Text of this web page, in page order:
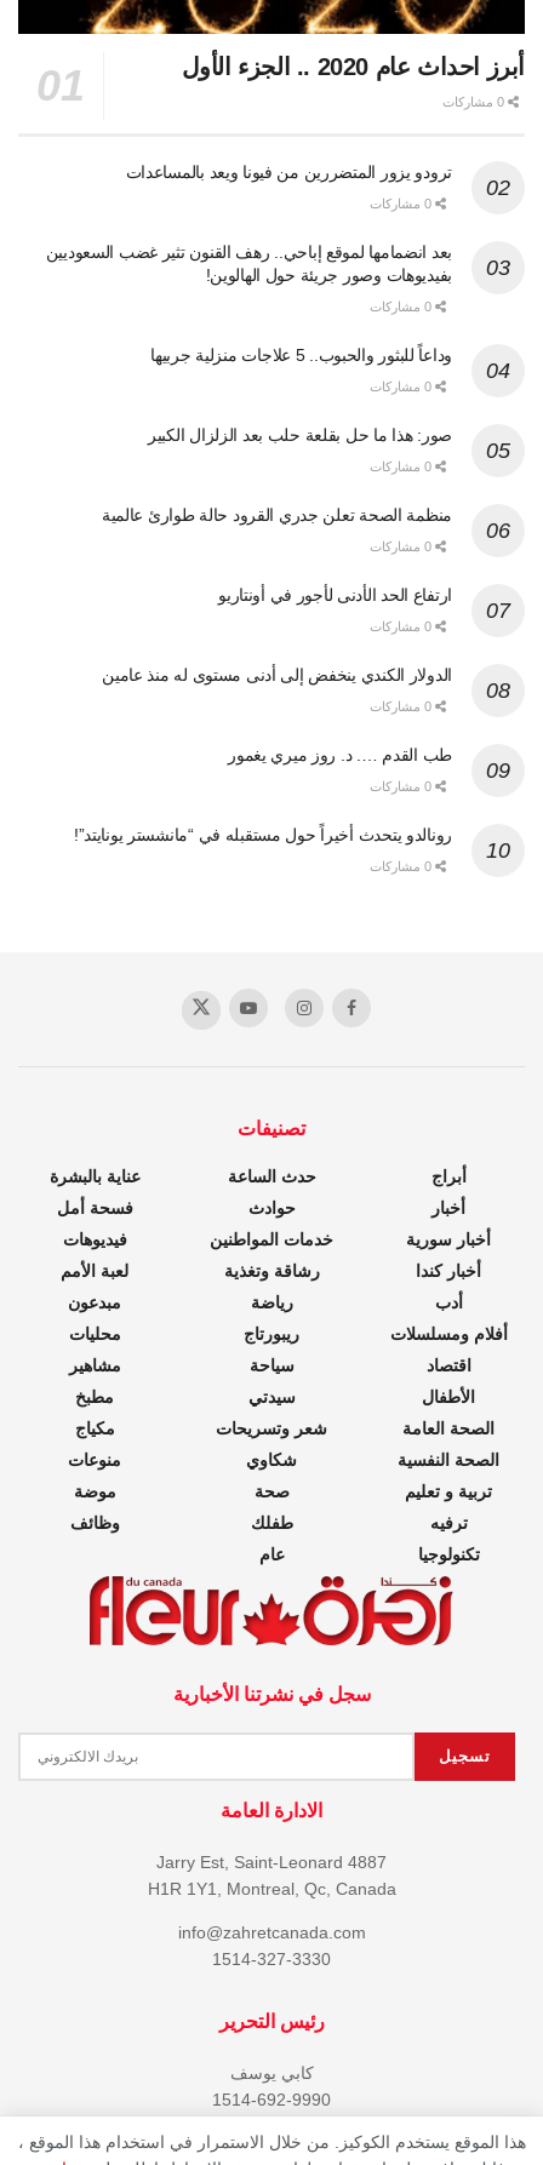
أبرز احداث عام 2020 .. الجزء الأول
ترودو يزور المتضررين من فيونا ويعد بالمساعدات
بعد انضمامها لموقع إباحي.. رهف القنون تثير غضب السعوديين
بفيديوهات وصور جريئة حول الهالوين!
وداعاً للبثور والحبوب.. 5 علاجات منزلية جربيها
صور: هذا ما حل بقلعة حلب بعد الزلزال الكبير
منظمة الصحة تعلن جدري القرود حالة طوارئ عالمية
ارتفاع الحد الأدنى لأجور في أونتاريو
الدولار الكندي ينخفض إلى أدنى مستوى له منذ عامين
طب القدم …. د. روز ميري يغمور
رونالدو يتحدث أخيراً حول مستقبله في “مانشستر يونايتد”!
تصنيفات
أبراج
أخبار
أخبار سورية
أخبار كندا
أدب
أفلام ومسلسلات
اقتصاد
الأطفال
الصحة العامة
الصحة النفسية
تربية و تعليم
ترفيه
تكنولوجيا
حدث الساعة
حوادث
خدمات المواطنين
رشاقة وتغذية
رياضة
ريبورتاج
سياحة
سيدتي
شعر وتسريحات
شكاوي
صحة
طفلك
عام
عناية بالبشرة
فسحة أمل
فيديوهات
لعبة الأمم
مبدعون
محليات
مشاهير
مطبخ
مكياج
منوعات
موضة
وظائف
سجل في نشرتنا الأخبارية
الادارة العامة
4887 Jarry Est, Saint-Leonard
H1R 1Y1, Montreal, Qc, Canada
info@zahretcanada.com
1514-327-3330
رئيس التحرير
كابي يوسف
1514-692-9990
هذا الموقع يستخدم الكوكيز. من خلال الاستمرار في استخدام هذا الموقع ،